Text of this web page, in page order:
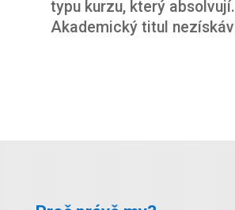
typu kurzu, který absolvují.
Akademický titul